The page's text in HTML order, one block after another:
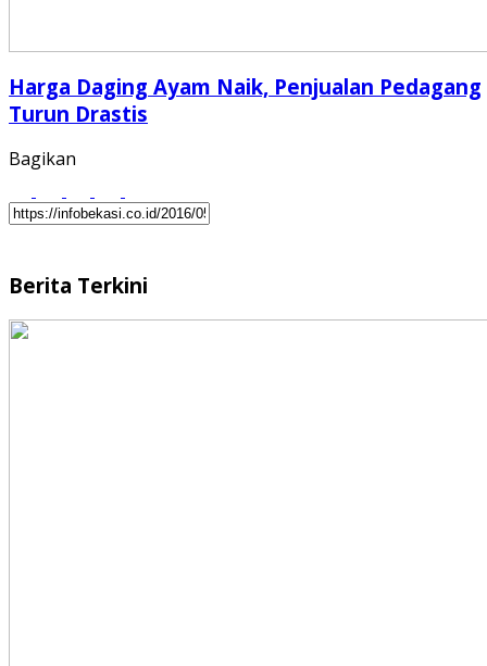
Harga Daging Ayam Naik, Penjualan Pedagang
Turun Drastis
Bagikan
Berita Terkini